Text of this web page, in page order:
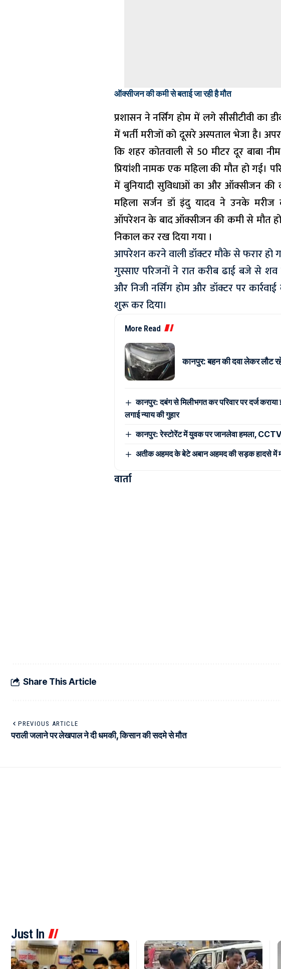
ऑक्सीजन की कमी से बताई जा रही है मौत
प्रशासन ने नर्सिंग होम में लगे सीसीटीवी का
में भर्ती मरीजों को दूसरे अस्पताल भेजा है।
कि शहर कोतवाली से 50 मीटर दूर बाबा
प्रियांशी नामक एक महिला की मौत हो गई।
में बुनियादी सुविधाओं का और ऑक्सीजन की
महिला सर्जन डॉ इंदु यादव ने उनके
ऑपरेशन के बाद ऑक्सीजन की कमी से मौत
निकाल कर रख दिया गया ।
आपरेशन करने वाली डॉक्टर मौके से फरार हो
गुस्साए परिजनों ने रात करीब ढाई बजे से
और निजी नर्सिंग होम और डॉक्टर पर
शुरू कर दिया।
More Read
कानपुर: बहन की दवा लेकर लौट
कानपुर: दबंग से मिलीभगत कर परिवार पर दर्ज
लगाई न्याय की गुहार
कानपुर: रेस्टोरेंट में युवक पर जानलेवा हमला, CCTV
अतीक अहमद के बेटे अबान अहमद की सड़क हादसे में
वार्ता
Share This Article
PREVIOUS ARTICLE
पराली जलाने पर लेखपाल ने दी धमकी, किसान की सदमे से मौत
Just In